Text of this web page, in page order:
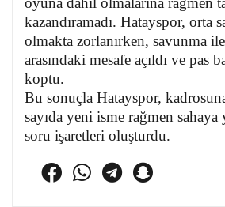
kazandıramadı. Hatayspor, orta
olmakta zorlanırken, savunma
arasındaki mesafe açıldı ve pas
koptu.
Bu sonuçla Hatayspor,
sayıda yeni isme rağmen sahaya
soru işaretleri oluşturdu.